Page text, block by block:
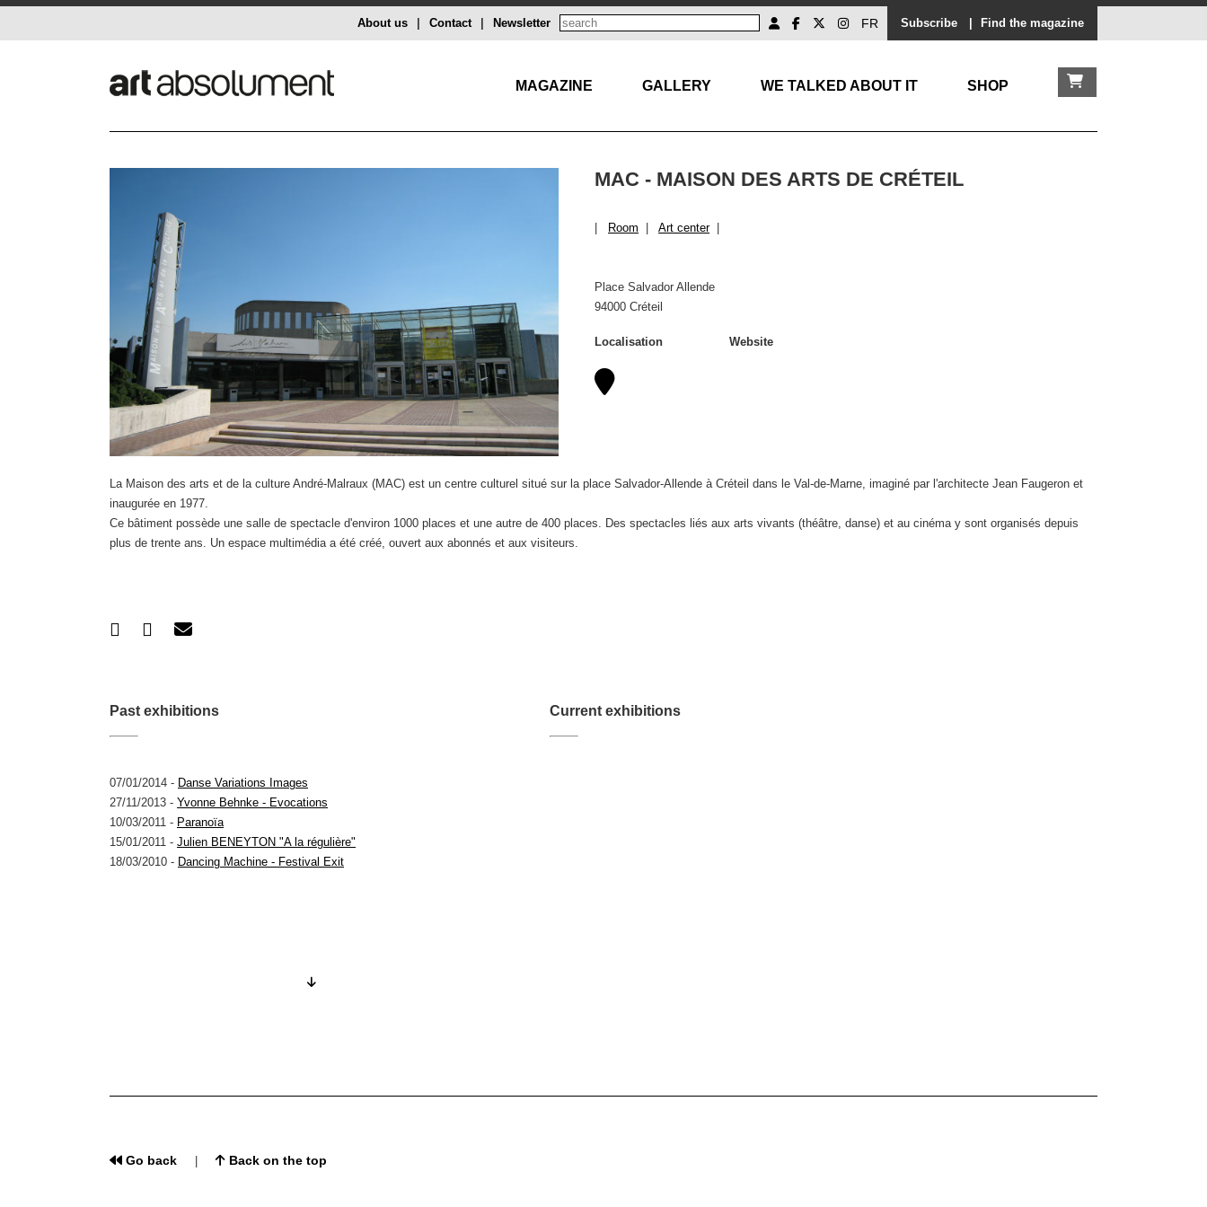
Subscribe Find the magazine
FR
Newsletter
Contact
About us
MAGAZINE GALLERY WE TALKED ABOUT IT SHOP
MAC - MAISON DES ARTS DE CRÉTEIL
Room Art center|
Place Salvador Allende
94000 Créteil
Localisation Website
La Maison des arts et de la culture André-Malraux (MAC) est un centre culturel situé sur la place Salvador-Allende à Créteil dans le Val-de-Marne, imaginé par l'architecte Jean Faugeron et
inaugurée en 1977.
Ce bâtiment possède une salle de spectacle d'environ 1000 places et une autre de 400 places. Des spectacles liés aux arts vivants (théâtre, danse) et au cinéma y sont organisés depuis
plus de trente ans. Un espace multimédia a été créé, ouvert aux abonnés et aux visiteurs.
Past exhibitions
07/01/2014 - Danse Variations Images
27/11/2013 - Yvonne Behnke - Evocations
10/03/2011 - Paranoïa
15/01/2011 - Julien BENEYTON "A la régulière"
18/03/2010 - Dancing Machine - Festival Exit
Current exhibitions
Go back Back on the top